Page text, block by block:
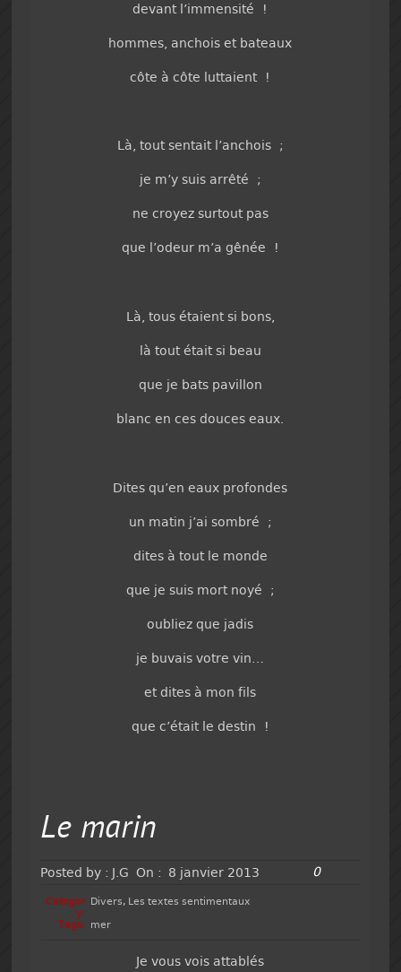
devant l’immensité !
hommes, anchois et bateaux
côte à côte luttaient !
Là, tout sentait l’anchois ;
je m’y suis arrêté ;
ne croyez surtout pas
que l’odeur m’a gênée !
Là, tous étaient si bons,
là tout était si beau
que je bats pavillon
blanc en ces douces eaux.
Dites qu’en eaux profondes
un matin j’ai sombré ;
dites à tout le monde
que je suis mort noyé ;
oubliez que jadis
je buvais votre vin…
et dites à mon fils
que c’était le destin !
Le marin
Posted by : J.G On : 8 janvier 2013 0
Categor
y:
Divers, Les textes sentimentaux
Tags: mer
Je vous vois attablés